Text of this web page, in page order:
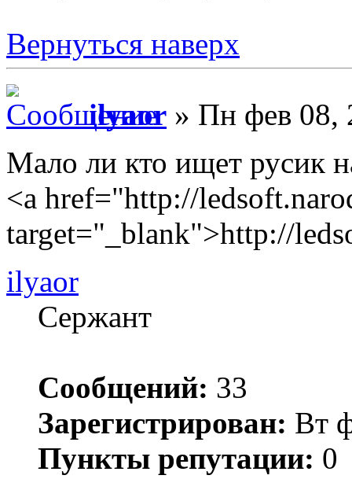
Вернуться наверх
ilyaor » Пн фев 08,
Мало ли кто ищет русик
<a href="http://
target="_blank">http://
ilyaor
Сержант
Сообщений: 33
Зарегистрирован: Вт
Пункты репутации: 0